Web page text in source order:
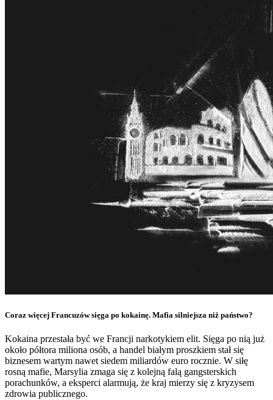
Coraz więcej Francuzów sięga po kokainę. Mafia silniejsza niż państwo?
Kokaina przestała być we Francji narkotykiem elit. Sięga po nią już
około półtora miliona osób, a handel białym proszkiem stał się
biznesem wartym nawet siedem miliardów euro rocznie. W siłę
rosną mafie, Marsylia zmaga się z kolejną falą gangsterskich
porachunków, a eksperci alarmują, że kraj mierzy się z kryzysem
zdrowia publicznego.